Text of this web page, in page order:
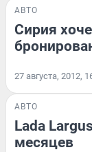
АВТО
Сирия
27 августа, 2012,
АВТО
Lada
месяцев